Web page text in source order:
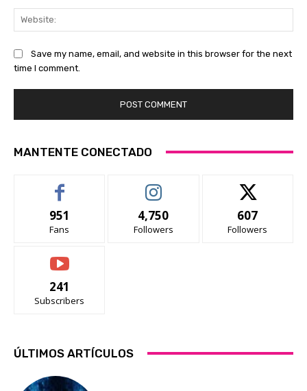
Save my name, email, and website in this browser for the next
time I comment.
MANTENTE CONECTADO
951
Fans
4,750
Followers
607
Followers
241
Subscribers
ÚLTIMOS ARTÍCULOS